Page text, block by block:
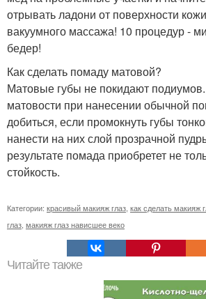
отрывать ладони от поверхности
вакуумного массажа! 10 процедур -
бедер!
Как сделать помаду матовой?
Матовые губы не покидают
матовости при нанесении обычной
добиться, если промокнуть губы
нанести на них слой прозрачной
результате помада приобретет не
стойкость.
Категории: красивый макияж глаз, как сделать макияж
глаз, макияж глаз нависшее веко
Читайте также